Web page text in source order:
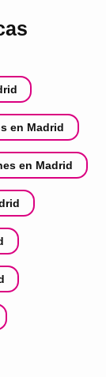
en Madrid
en Madrid